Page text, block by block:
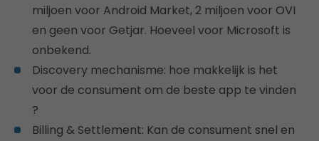
miljoen voor Android Market, 2 miljoen voor OVI
en geen voor Getjar. Hoeveel voor Microsoft is
onbekend.
Discovery mechanisme: hoe makkelijk is het
voor de consument om de beste app te vinden
?
Billing & Settlement: Kan de consument snel en